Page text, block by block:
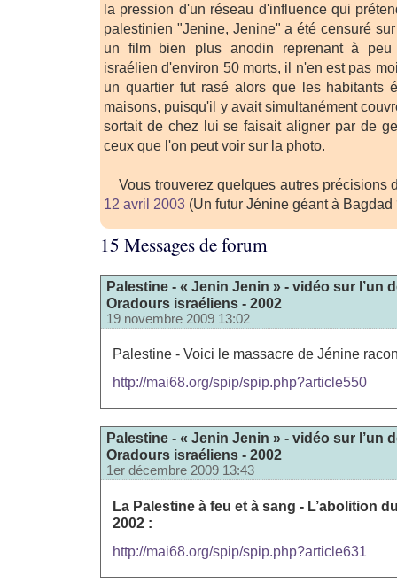
la pression d'un réseau d'influence qui
palestinien "Jenine, Jenine" a été censuré
un film bien plus anodin reprenant à
israélien d'environ 50 morts, il n'en est pas
un quartier fut rasé alors que les habitants
maisons, puisqu'il y avait simultanément
sortait de chez lui se faisait aligner par de
ceux que l'on peut voir sur la photo.
Vous trouverez quelques autres précisions
12 avril 2003 (Un futur Jénine géant à Bagdad
15 Messages de forum
Palestine - « Jenin Jenin » - vidéo sur l’un
Oradours israéliens - 2002
19 novembre 2009 13:02
Palestine - Voici le massacre de Jénine
http://mai68.org/spip/spip.php?article550
Palestine - « Jenin Jenin » - vidéo sur l’un
Oradours israéliens - 2002
1er décembre 2009 13:43
La Palestine à feu et à sang - L’abolition
2002 :
http://mai68.org/spip/spip.php?article631